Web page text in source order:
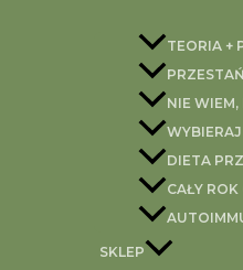
TEORIA +
NIE WIEM,
DIETA
CAŁY
SKLEP
Każdy osoba chcąca
nieprawidłowości w tym
krzywą cukrową i
INSULINA – jest
Jej główną rolą jest
mężczyzn, natomiast
Do czego może
– powoduje wzrost